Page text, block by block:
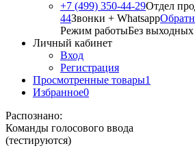
+7 (499) 350-44-29Отдел
44Звонки + Whatsapp
Режим работыБез
Личный кабинет
Вход
Регистрация
Просмотренные товары1
Избранное0
Распознано:
Команды голосового ввода
(тестируются)